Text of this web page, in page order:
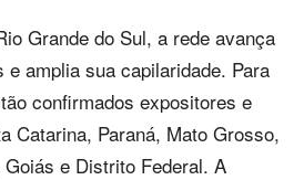
Grande do Sul, a rede avança
amplia sua capilaridade. Para
confirmados expositores e
Catarina, Paraná, Mato Grosso,
e Distrito Federal. A